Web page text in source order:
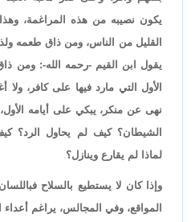
يكون نصيبه من هذه المراغمة، وهذا
القليل من الناس، ومن ذاق طعمه
يقول ابن القيم -رحمه الله-: ومن
الأول التي مارد فيها على كافر، ولا
نهى عن منكر، يبكي على أيامه
الشيطان؟ كيف لم يحاول الرد؟
لماذا لم يقارع وينازل؟
وإذا كان لا يستطيع بالسلاح
المواقع، وفي المجالس، يراغم أعداء